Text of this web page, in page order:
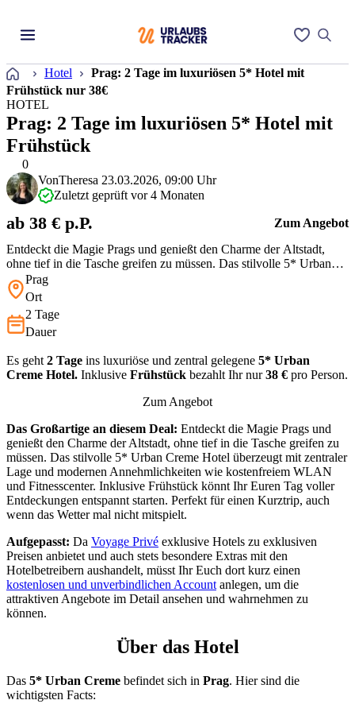
Startseite
Hotel
Prag: 2 Tage im luxuriösen 5* Hotel mit
Frühstück nur 38€
0
HOTEL
Prag: 2 Tage im luxuriösen 5* Hotel mit
Frühstück
Entdeckt die Magie Prags und genießt den Charme der Altstadt,
ohne tief in die Tasche greifen zu müssen. Das stilvolle 5* Urban
Creme Hotel überzeugt mit zentraler Lage und modernen
Annehmlichkeiten wie kostenfreiem WLAN und Fitnesscenter.
entspannt starten. Perfek…
VonTheresa 23.03.2026, 09:00 Uhr
Zuletzt geprüft vor 4 Monaten
ab 38 € p.P. Zum Angebot
Prag
Ort
2 Tage
Dauer
Es geht 2 Tage ins luxuriöse und zentral gelegene 5* Urban
Creme Hotel. Inklusive Frühstück bezahlt Ihr nur38 € pro Person.
Zum Angebot
Das Großartige an diesem Deal: Entdeckt die Magie Prags und
genießt den Charme der Altstadt, ohne tief in die Tasche greifen zu
müssen. Das stilvolle 5* Urban Creme Hotel überzeugt mit zentraler
Lage und modernen Annehmlichkeiten wie kostenfreiem WLAN
und Fitnesscenter. Inklusive Frühstück könnt Ihr Euren Tag voller
Entdeckungen entspannt starten. Perfekt für einen Kurztrip, auch
wenn das Wetter mal nicht mitspielt.
Aufgepasst: Da Voyage Privé exklusive Hotels zu exklusiven
Preisen anbietet und auch stets besondere Extras mit den
Hotelbetreibern aushandelt, müsst Ihr Euch dort kurz einen
kostenlosen und unverbindlichen Account anlegen, um die
attraktiven Angebote im Detail ansehen und wahrnehmen zu
können.
Über das Hotel
Das 5* Urban Creme befindet sich in Prag. Hier sind die
wichtigsten Facts: